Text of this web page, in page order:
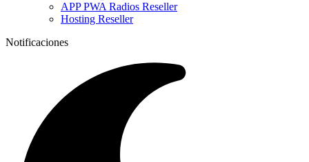
APP PWA Radios Reseller
Hosting Reseller
Notificaciones